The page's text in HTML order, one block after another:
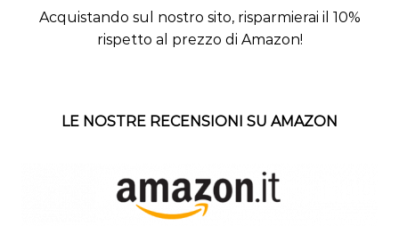
Acquistando sul nostro sito, risparmierai il 10%
rispetto al prezzo di Amazon!
LE NOSTRE RECENSIONI SU AMAZON